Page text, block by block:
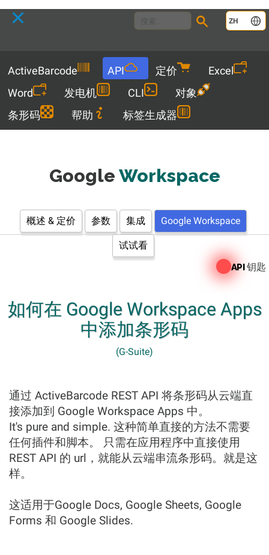
ZH
ActiveBarcode API 定价
Excel
Word
发电机 CLI
对象
条形码
帮助 标签生成器
Google Workspace
概述 & 定价 参数 集成 Google Workspace
试试看
API钥匙
如何在 Google Workspace Apps
中添加条形码
(G-Suite)
通过 ActiveBarcode REST API 将条形码从云端直
接添加到 Google Workspace Apps 中。
It's pure and simple. 这种简单直接的方法不需要
任何插件和脚本。 只需在应用程序中直接使用
REST API 的 url，就能从云端串流条形码。就是这
样。
这适用于Google Docs, Google Sheets, Google
Forms 和 Google Slides.